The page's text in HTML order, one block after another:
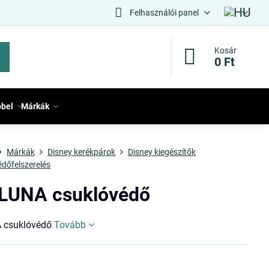
Felhasználói panel
Kosár
0 Ft
Márkák
Márkák Disney kerékpárok
Disney kiegészítők
csuklóvédő
csuklóvédőTovább